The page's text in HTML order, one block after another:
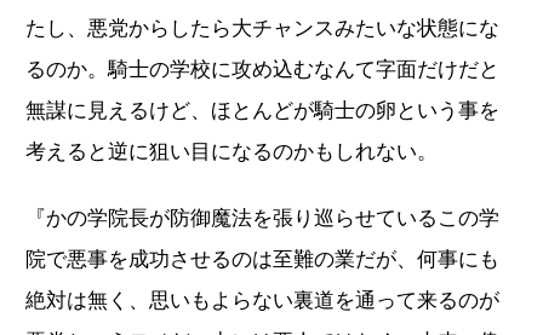
たし、悪党からしたら大チャンスみたいな状態にな
るのか。騎士の学校に攻め込むなんて字面だけだと
無謀に見えるけど、ほとんどが騎士の卵という事を
考えると逆に狙い目になるのかもしれない。
『かの学院長が防御魔法を張り巡らせているこの学
院で悪事を成功させるのは至難の業だが、何事にも
絶対は無く、思いもよらない裏道を通って来るのが